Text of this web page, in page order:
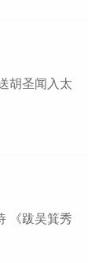
胡圣闻入太
《跋吴箕秀